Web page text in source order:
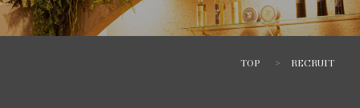
TOP > RECRUIT